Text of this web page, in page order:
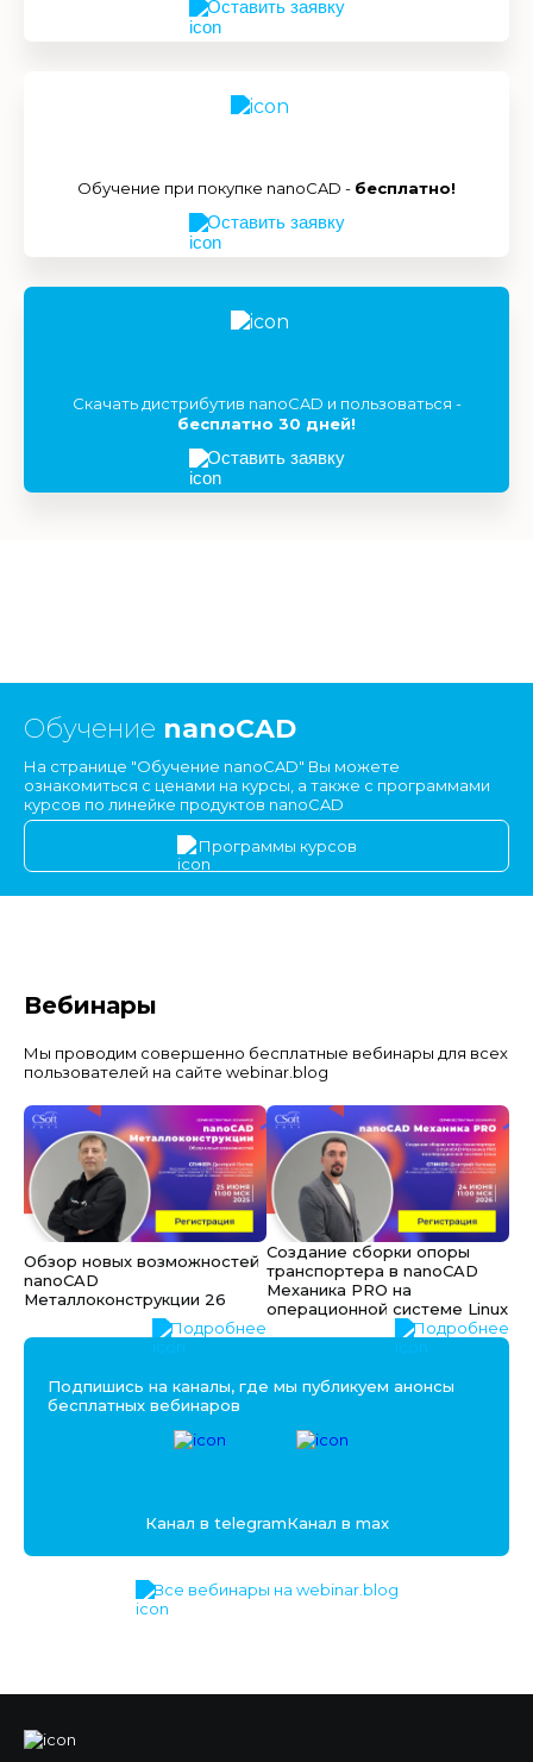
Оставить заявку
Обучение при покупке nanoCAD - бесплатно!
Оставить заявку
Скачать дистрибутив nanoCAD и пользоваться -
бесплатно 30 дней!
Оставить заявку
Обучение nanoCAD
На странице "Обучение nanoCAD" Вы можете
ознакомиться с ценами на курсы, а также с программами
курсов по линейке продуктов nanoCAD
Программы курсов
Вебинары
Мы проводим совершенно бесплатные вебинары для всех
пользователей на сайте webinar.blog
Обзор новых возможностей
nanoCAD
Металлоконструкции 26
Подробнее
Создание сборки опоры
транспортера в nanoCAD
Механика PRO на
операционной системе Linux
Подробнее
Подпишись на каналы, где мы публикуем анонсы
бесплатных вебинаров
Канал в telegramКанал в max
Все вебинары на webinar.blog